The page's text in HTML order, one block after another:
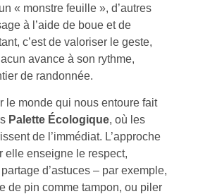
« monstre feuille », d’autres
à l’aide de boue et de
c’est de valoriser le geste,
avance à son rythme,
de randonnée.
le monde qui nous entoure fait
Palette Écologique, où les
de l’immédiat. L’approche
elle enseigne le respect,
partage d’astuces – par exemple,
de pin comme tampon, ou piler